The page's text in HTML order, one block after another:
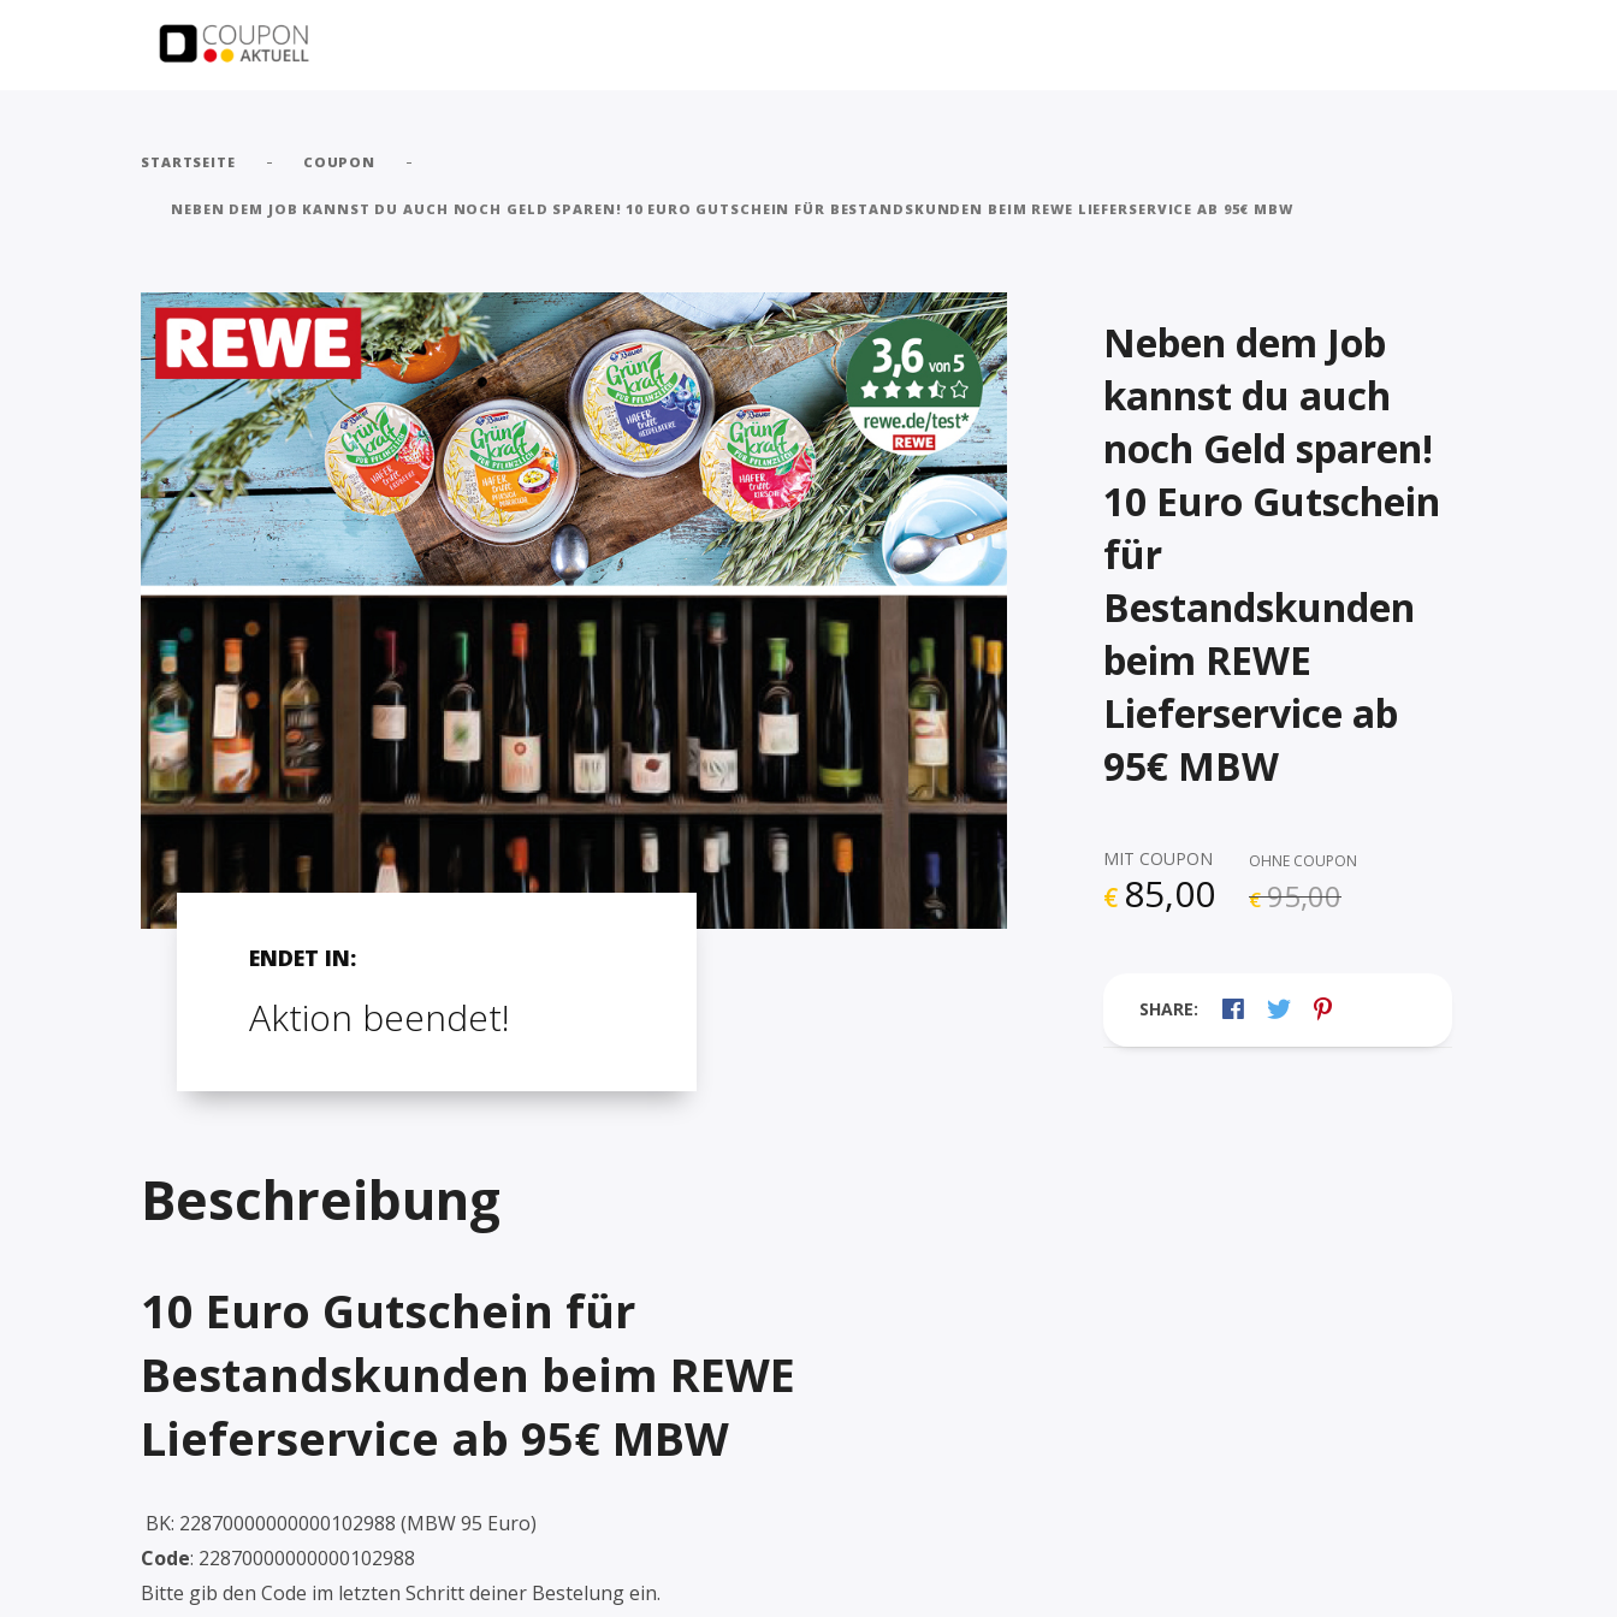
STARTSEITE - COUPON -
NEBEN DEM JOB KANNST DU AUCH NOCH GELD SPAREN! 10 EURO GUTSCHEIN FÜR BESTANDSKUNDEN BEIM REWE LIEFERSERVICE AB 95€ MBW
Neben dem Job
kannst du auch
noch Geld sparen!
10 Euro Gutschein
für
Bestandskunden
beim REWE
Lieferservice ab
95€ MBW
MIT COUPON
€ 85,00
OHNE COUPON
€ 95,00
SHARE:
ENDET IN:
Aktion beendet!
Beschreibung
10 Euro Gutschein für
Bestandskunden beim REWE
Lieferservice ab 95€ MBW
BK: 22870000000000102988 (MBW 95 Euro)
Code: 22870000000000102988
Bitte gib den Code im letzten Schritt deiner Bestelung ein.